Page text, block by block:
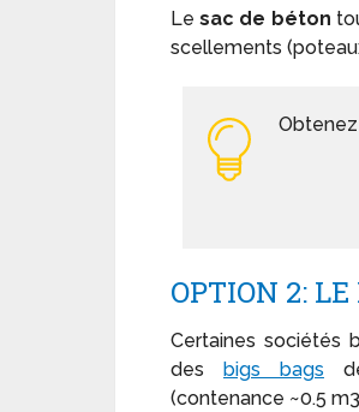
Lesac de béton
scellements
OPTION 2:
Certaines sociétés
des
bigs bags
(contenance ~0.5